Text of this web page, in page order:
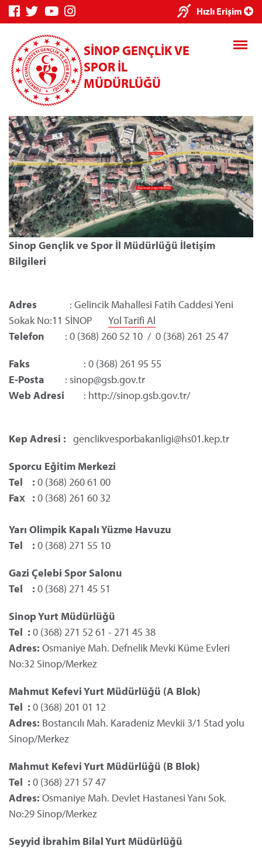
Hızlı Erişim
SİNOP GENÇLİK VE
SPOR İL
MÜDÜRLÜĞÜ
Sinop Gençlik ve Spor İl Müdürlüğü İletişim
Bilgileri
Adres
: Gelincik Mahallesi Fatih Caddesi Yeni
Sokak No:11 SİNOP Yol Tarifi Al
Telefon
: 0 (368) 260 52 10 / 0 (368) 261 25 47
Faks
: 0 (368) 261 95 55
E-Posta
: sinop@gsb.gov.tr
Web Adresi
: http://sinop.gsb.gov.tr/
Kep Adresi : genclikvesporbakanligi@hs01.kep.tr
Sporcu Eğitim Merkezi
Tel : 0 (368) 260 61 00
Fax : 0 (368) 261 60 32
Yarı Olimpik Kapalı Yüzme Havuzu
Tel : 0 (368) 271 55 10
Gazi Çelebi Spor Salonu
Tel : 0 (368) 271 45 51
Sinop Yurt Müdürlüğü
Tel
	:
0 (368) 271 52 61 - 271 45 38
Adres: Osmaniye Mah. Defnelik Mevki Küme Evleri
No:32 Sinop/Merkez
Mahmut Kefevi Yurt Müdürlüğü (A Blok)
Tel
	:
0 (368) 201 01 12
Adres: Bostancılı Mah. Karadeniz Mevkii 3/1 Stad yolu
Sinop/Merkez
Mahmut Kefevi Yurt Müdürlüğü (B Blok)
Tel
	:
0 (368) 271 57 47
Adres: Osmaniye Mah. Devlet Hastanesi Yanı Sok.
No:29 Sinop/Merkez
Seyyid İbrahim Bilal Yurt Müdürlüğü
×
Genç Bilgi
Sistemi
Spor Bilgi
Sistemi
Kredi/Yurt
İşlemleri
Kredi/Yurt E-
Ödeme